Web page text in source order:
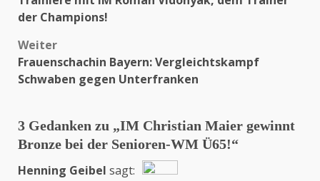
der Champions!
Weiter
Frauenschachin Bayern: Vergleichtskampf
Schwaben gegen Unterfranken
3 Gedanken zu „IM Christian Maier gewinnt
Bronze bei der Senioren-WM Ü65!“
Henning Geibel sagt: